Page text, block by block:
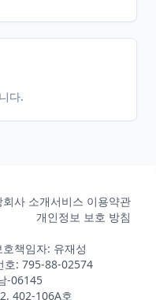
다.
회사 소개서비스 이용약관
개인정보 보호 방침
책임자: 유재성
호: 795-88-02574
-06145
402-106A호